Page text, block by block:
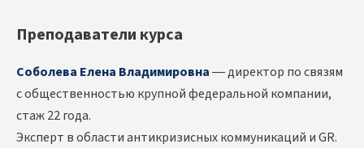
Преподаватели курса
Соболева Елена Владимировна— директор по связям
с общественностью крупной федеральной компании,
стаж 22 года.
Эксперт в области антикризисных коммуникаций и GR.